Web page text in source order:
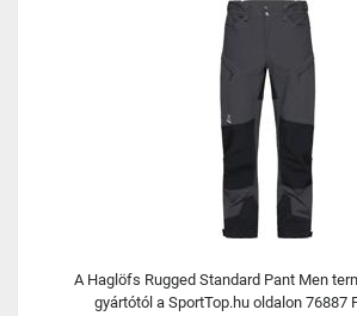
A Haglöfs Rugged Standard Pant Men
gyártótól a SportTop.hu oldalon 76887